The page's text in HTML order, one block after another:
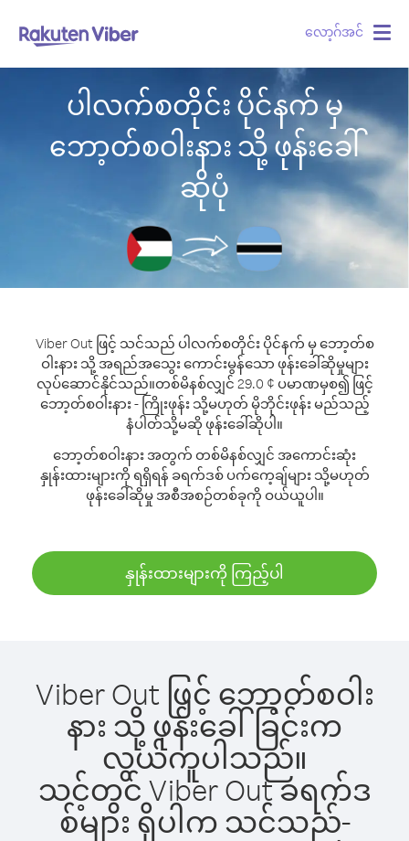
လော့ဂ်အင်
ပါလက်စတိုင်း ပိုင်နက် မှ
ဘော့တ်စဝါးနား သို့ ဖုန်းခေါ်
ဆိုပုံ
Viber Out ဖြင့် သင်သည် ပါလက်စတိုင်း ပိုင်နက် မှ ဘော့တ်စ
ဝါးနား သို့ အရည်အသွေး ကောင်းမွန်သော ဖုန်းခေါ်ဆိုမှုများ
လုပ်ဆောင်နိုင်သည်။တစ်မိနစ်လျှင် 29.0 ¢ ပမာဏမှစ၍ ဖြင့်
ဘော့တ်စဝါးနား - ကြိုးဖုန်း သို့မဟုတ် မိုဘိုင်းဖုန်း မည်သည့်
နံပါတ်သို့မဆို ဖုန်းခေါ်ဆိုပါ။
ဘော့တ်စဝါးနား အတွက် တစ်မိနစ်လျှင် အကောင်းဆုံး
နှုန်းထားများကို ရရှိရန် ခရက်ဒစ် ပက်ကေ့ချ်များ သို့မဟုတ်
ဖုန်းခေါ်ဆိုမှု အစီအစဉ်တစ်ခုကို ဝယ်ယူပါ။
နှုန်းထားများကို ကြည့်ပါ
Viber Out ဖြင့် ဘော့တ်စဝါး
နား သို့ ဖုန်းခေါ်ခြင်းက
လွယ်ကူပါသည်။
သင့်တွင် Viber Out ခရက်ဒ
စ်များ ရှိပါက သင်သည်-